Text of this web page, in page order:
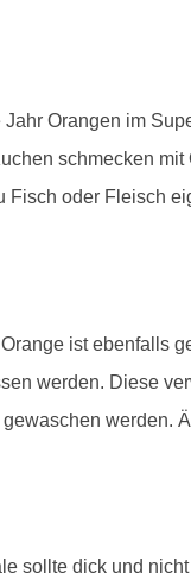
Orangen im
schmecken
oder Fleisch
ist ebenfalls
werden. Diese
werden.
sollte dick und